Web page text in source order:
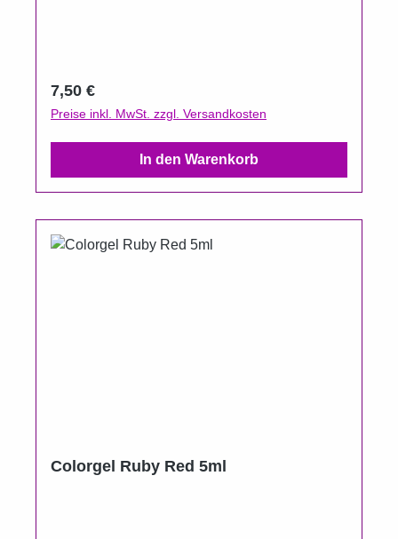
Regulärer Preis:
7,50 €
Preise inkl. MwSt. zzgl. Versandkosten
In den Warenkorb
Colorgel Ruby Red 5ml